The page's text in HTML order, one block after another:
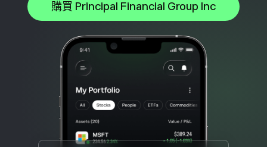
購買 Principal Financial Group Inc